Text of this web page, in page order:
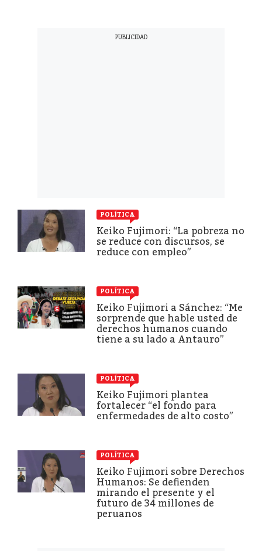
POLÍTICA
Keiko Fujimori: “La pobreza no
se reduce con discursos, se
reduce con empleo”
POLÍTICA
Keiko Fujimori a Sánchez: “Me
sorprende que hable usted de
derechos humanos cuando
tiene a su lado a Antauro”
POLÍTICA
Keiko Fujimori plantea
fortalecer “el fondo para
enfermedades de alto costo”
POLÍTICA
Keiko Fujimori sobre Derechos
Humanos: Se defienden
mirando el presente y el
futuro de 34 millones de
peruanos